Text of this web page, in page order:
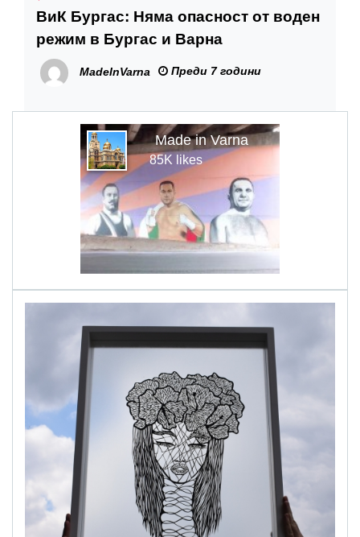
ВиК Бургас: Няма опасност от воден
режим в Бургас и Варна
MadeInVarna Преди 7 години
Made in Varna
85K likes